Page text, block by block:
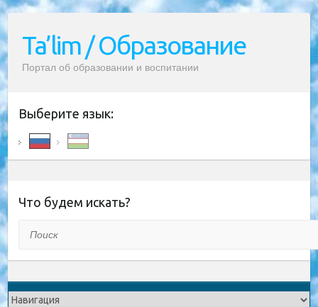
Ta’lim / Образование
Портал об образовании и воспитании
Выберите язык:
Что будем искать?